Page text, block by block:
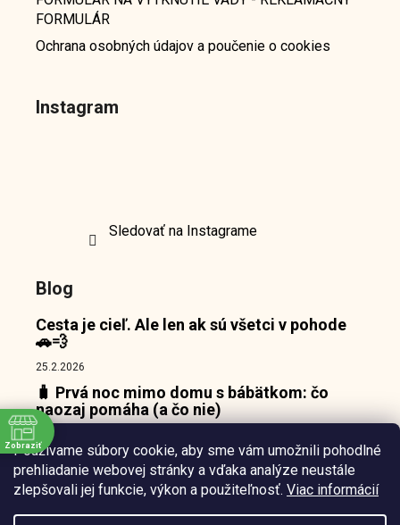
Používame súbory cookie, aby sme vám umožnili pohodlné
prehliadanie webovej stránky a vďaka analýze neustále
zlepšovali jej funkcie, výkon a použiteľnosť. Viac informácií
FORMULÁR
Ochrana osobných údajov a poučenie o cookies
Instagram
Sledovať na Instagrame
Blog
Cesta je cieľ. Ale len ak sú všetci v pohode
🚗💨
25.2.2026
🧳 Prvá noc mimo domu s bábätkom: čo
naozaj pomáha (a čo nie)
18.2.2026
👶 Prečo bábätká nepotrebujú zábavu, ale
pokojný bod, o ktorý sa môžu oprieť 🌙
Zobraziť